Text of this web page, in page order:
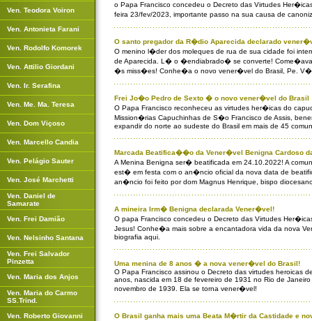
Ven. Teodora Voiron
Ven. Antonieta Farani
Ven. Rodolfo Komorek
Ven. Attilio Giordani
Ven. Ir. Serafina
Ven. Me. Ma. Teresa
Ven. Dom Viçoso
Ven. Marcello Candia
Ven. Pelágio Sauter
Ven. José Marchetti
Ven. Daniel de
Samarate
Ven. Frei Damião
Ven. Nelsinho Santana
Ven. Frei Salvador
Pinzetta
Ven. Maria dos Anjos
Ven. Maria do Carmo
SS.Trind.
Ven. Roberto Giovanni
o Papa Francisco concedeu o Decreto das Virtudes
feira 23/fev/2023, importante passo na sua causa de
O santo pregador da R�dio Aparecida declarado
O menino l�der dos moleques de rua de sua cidade foi
de Aparecida. L� o �endiabrado� se converte!
�s miss�es! Conhe�a o novo vener�vel do Brasil, Pe.
Frei Jo�o Pedro de Sexto � o novo vener�vel do Brasil
O Papa Francisco reconheceu as virtudes her�icas do
Mission�rias Capuchinhas de S�o Francisco de Assis,
expandir do norte ao sudeste do Brasil em mais de 45
Marcada Beatifica��o da Vener�vel Benigna Cardoso
A Menina Benigna ser� beatificada em 24.10.2022! A
est� em festa com o an�ncio oficial da nova data de
an�ncio foi feito por dom Magnus Henrique, bispo
A mineira Irm� Benigna declarada Vener�vel!
O papa Francisco concedeu o Decreto das Virtudes
Jesus! Conhe�a mais sobre a encantadora vida da nova
biografia aqui.
Uma menina de 8 anos � a nova vener�vel do Brasil!
O Papa Francisco assinou o Decreto das virtudes heroicas
anos, nascida em 18 de fevereiro de 1931 no Rio de
novembro de 1939. Ela se torna vener�vel!
O Brasil ganha mais uma Beata M�rtir da Castidade e